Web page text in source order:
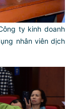
ty kinh doanh
nhân viên dịch